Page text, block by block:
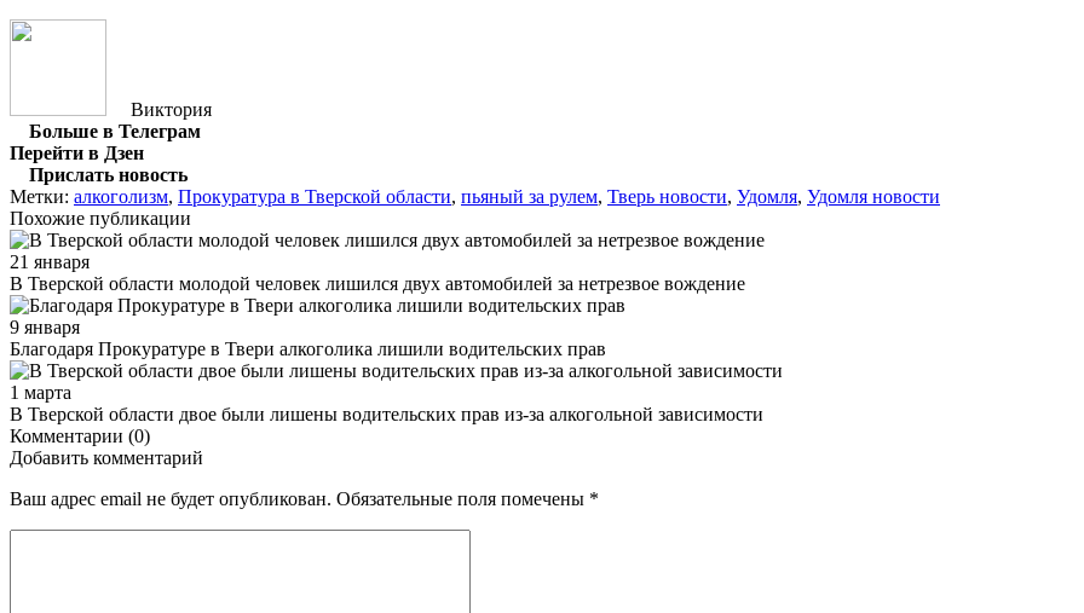
Виктория
Больше в Телеграм
Перейти в Дзен
Прислать новость
Метки: алкоголизм, Прокуратура в Тверской области, пьяный за рулем, Тверь новости, Удомля, Удомля новости
Похожие публикации
21 января
В Тверской области молодой человек лишился двух автомобилей за нетрезвое вождение
9 января
Благодаря Прокуратуре в Твери алкоголика лишили водительских прав
1 марта
В Тверской области двое были лишены водительских прав из-за алкогольной зависимости
Комментарии (0)
Добавить комментарий
Ваш адрес email не будет опубликован. Обязательные поля помечены *